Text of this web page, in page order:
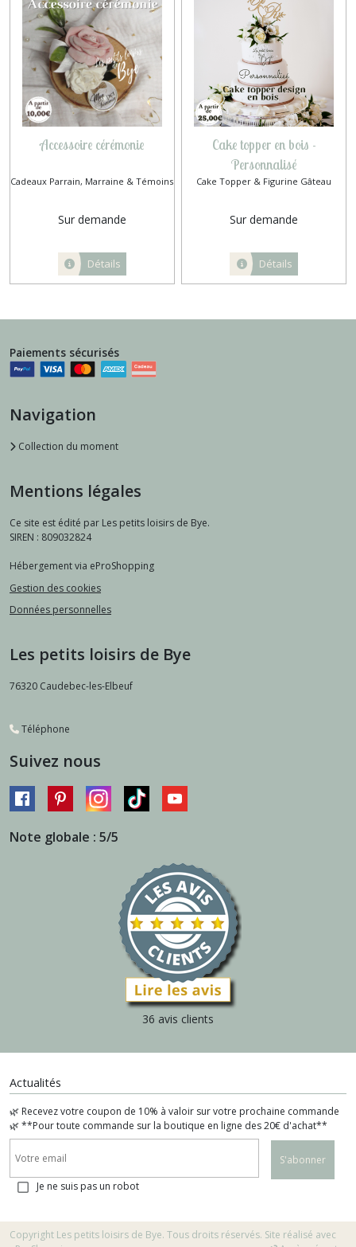
Accessoire cérémonie
Cadeaux Parrain, Marraine & Témoins
Sur demande
Détails
Cake topper en bois -
Personnalisé
Cake Topper & Figurine Gâteau
Sur demande
Détails
Paiements sécurisés
Navigation
Collection du moment
Mentions légales
Ce site est édité par Les petits loisirs de Bye.
SIREN : 809032824
Hébergement via eProShopping
Gestion des cookies
Données personnelles
Les petits loisirs de Bye
76320 Caudebec-les-Elbeuf
Téléphone
Suivez nous
Note globale : 5/5
36 avis clients
Actualités
🌿 Recevez votre coupon de 10% à valoir sur votre prochaine commande
🌿 **Pour toute commande sur la boutique en ligne des 20€ d'achat**
S'abonner
Je ne suis pas un robot
Copyright Les petits loisirs de Bye. Tous droits réservés. Site réalisé avec